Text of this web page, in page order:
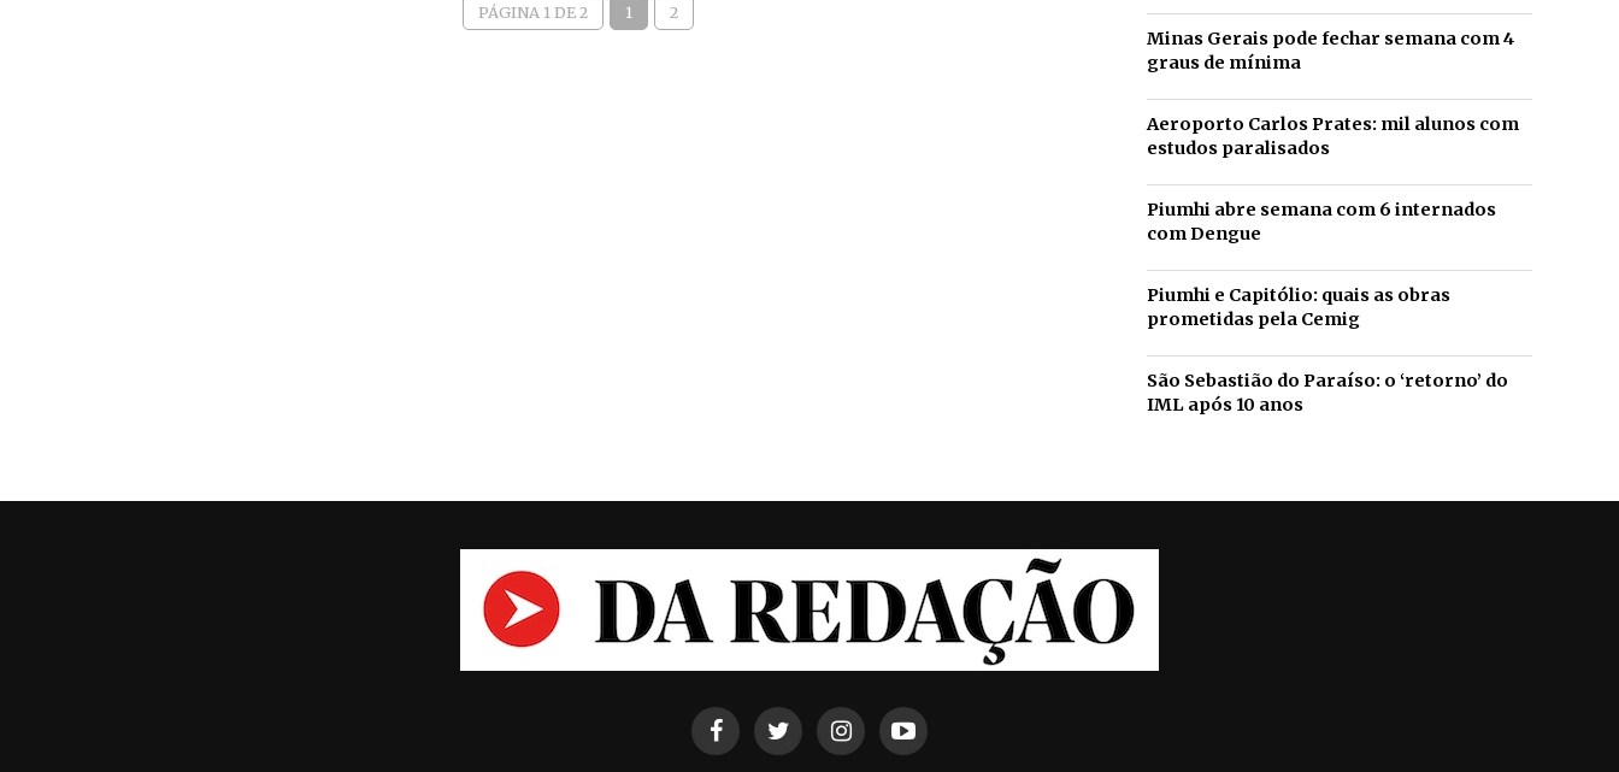
PÁGINA 1 DE 2 1 2
Minas Gerais pode fechar semana com 4
graus de mínima
Aeroporto Carlos Prates: mil alunos com
estudos paralisados
Piumhi abre semana com 6 internados
com Dengue
Piumhi e Capitólio: quais as obras
prometidas pela Cemig
São Sebastião do Paraíso: o ‘retorno’ do
IML após 10 anos